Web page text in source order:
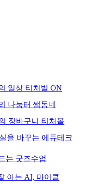
일상 티처빌 ON
나눔터 쌤동네
장바구니 티처몰
을 바꾸는 에듀테크
는 굿즈수업
아는 AI, 마이클